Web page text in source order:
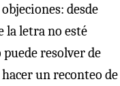
desde
la letra no esté
resolver de
un reconteo de